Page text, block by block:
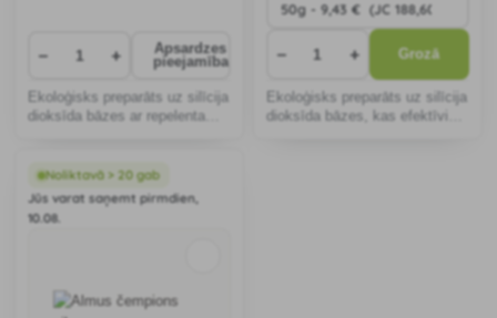
− +
Apsardzes
pieejamība
Ekoloģisks preparāts uz silīcija
dioksīda bāzes ar repelenta
eksotisko putnu audzētavās.
− + Grozā
Ekoloģisks preparāts uz silīcija
dioksīda bāzes, kas efektīvi
Noliktavā > 20 gab
Jūs varat saņemt pirmdien,
10.08.